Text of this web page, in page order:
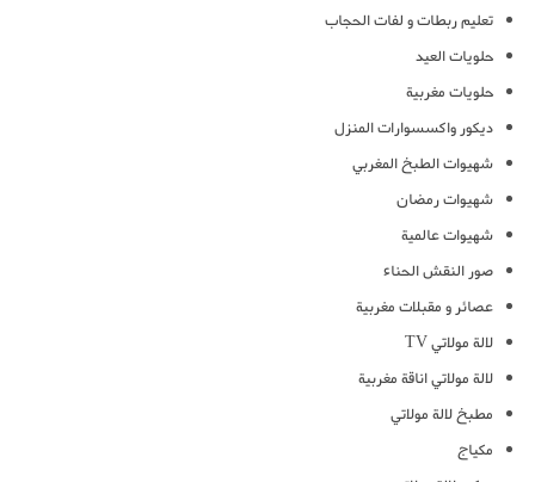
تعليم ربطات و لفات الحجاب
حلويات العيد
حلويات مغربية
ديكور واكسسوارات المنزل
شهيوات الطبخ المغربي
شهيوات رمضان
شهيوات عالمية
صور النقش الحناء
عصائر و مقبلات مغربية
لالة مولاتي TV
لالة مولاتي اناقة مغربية
مطبخ لالة مولاتي
مكياج